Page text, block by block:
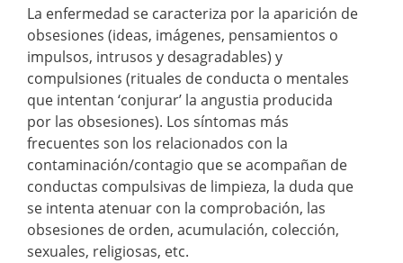
La enfermedad se caracteriza por la aparición de
obsesiones (ideas, imágenes, pensamientos o
impulsos, intrusos y desagradables) y
compulsiones (rituales de conducta o mentales
que intentan ‘conjurar’ la angustia producida
por las obsesiones). Los síntomas más
frecuentes son los relacionados con la
contaminación/contagio que se acompañan de
conductas compulsivas de limpieza, la duda que
se intenta atenuar con la comprobación, las
obsesiones de orden, acumulación, colección,
sexuales, religiosas, etc.